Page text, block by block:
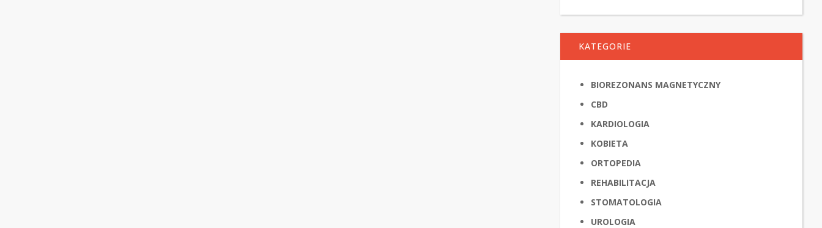
KATEGORIE
BIOREZONANS MAGNETYCZNY
CBD
KARDIOLOGIA
KOBIETA
ORTOPEDIA
REHABILITACJA
STOMATOLOGIA
UROLOGIA